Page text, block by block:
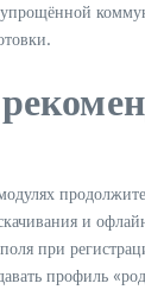
и
при
профиль